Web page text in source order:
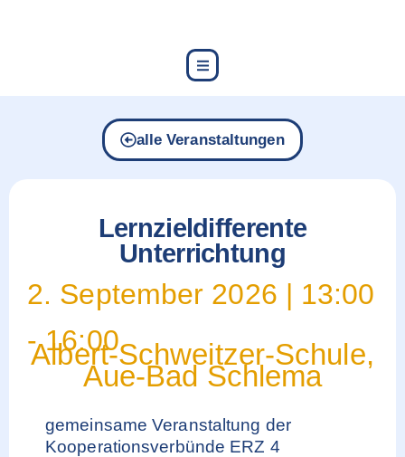
alle Veranstaltungen
Lernzieldifferente
Unterrichtung
2. September 2026 | 13:00
-16:00
Albert-Schweitzer-Schule,
Aue-Bad Schlema
gemeinsame Veranstaltung der
Kooperationsverbünde ERZ 4